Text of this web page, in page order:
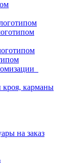
кроя, карманы
на заказ